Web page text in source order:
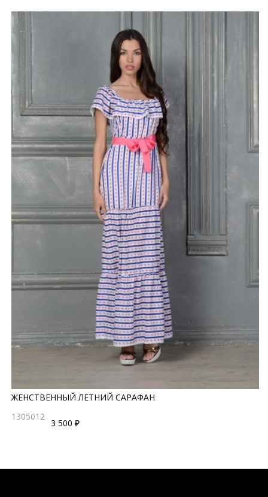
ЖЕНСТВЕННЫЙ ЛЕТНИЙ САРАФАН
1305012
3 500 ₽